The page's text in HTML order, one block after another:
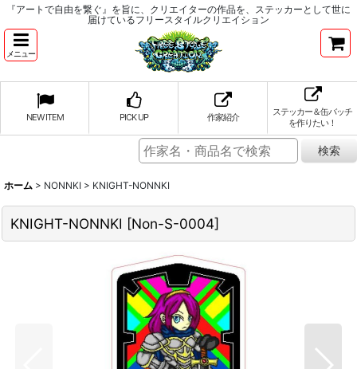
『アートで自由を繋ぐ』を旨に、クリエイターの作品を、ステッカーとして世に
届けているフリースタイルクリエイション
メニュー
NEW ITEM PICK UP 作家紹介
ステッカー＆缶バッチ
を作りたい！
ホーム > NONNKI > KNIGHT-NONNKI
KNIGHT-NONNKI [Non-S-0004]